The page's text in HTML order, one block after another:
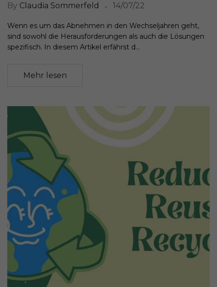
By Claudia Sommerfeld 14/07/22
Wenn es um das Abnehmen in den Wechseljahren geht,
sind sowohl die Herausforderungen als auch die Lösungen
spezifisch. In diesem Artikel erfährst d...
Mehr lesen